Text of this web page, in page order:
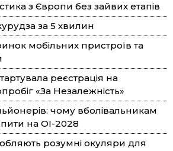
з Європи без зайвих етапів
за 5 хвилин
мобільних пристроїв та
реєстрація на
«За Незалежність»
чому вболівальникам
на ОІ-2028
розумні окуляри для